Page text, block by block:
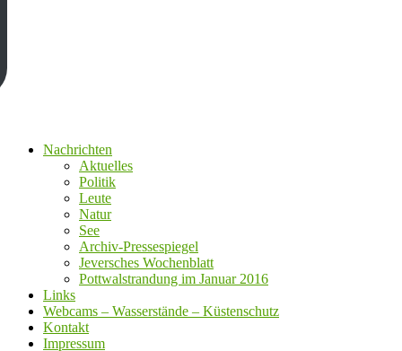
Nachrichten
Aktuelles
Politik
Leute
Natur
See
Archiv-Pressespiegel
Jeversches Wochenblatt
Pottwalstrandung im Januar 2016
Links
Webcams – Wasserstände – Küstenschutz
Kontakt
Impressum